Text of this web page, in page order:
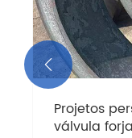
titânio
